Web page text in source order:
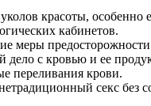
красоты, особенно
кабинетов.
меры
с кровью и ее
переливания крови.
секс без